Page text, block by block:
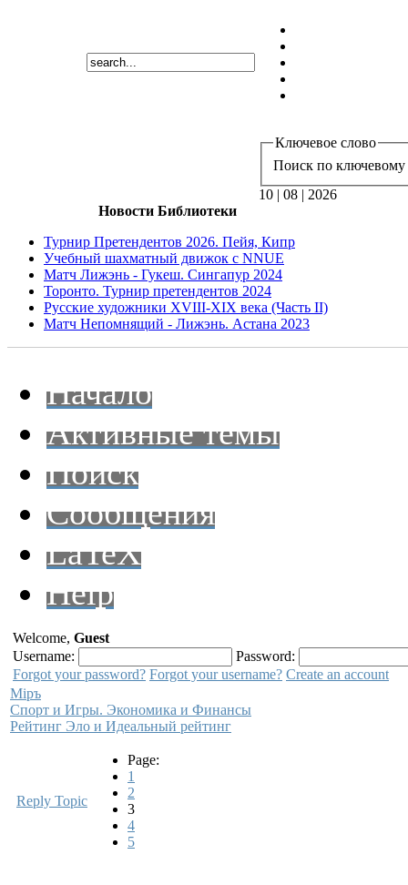
Ключевое слово
Поиск по ключевому
10 | 08 | 2026
Новости Библиотеки
Турнир Претендентов 2026. Пейя, Кипр
Учебный шахматный движок с NNUE
Матч Лижэнь - Гукеш. Сингапур 2024
Торонто. Турнир претендентов 2024
Русские художники XVIII-XIX века (Часть II)
Матч Непомнящий - Лижэнь. Астана 2023
Начало
Активные темы
Поиск
Сообщения
LaTeX
Help
Welcome, Guest
Username:
Password:
Forgot your password? Forgot your username? Create an account
Мiръ
Спорт и Игры. Экономика и Финансы
Рейтинг Эло и Идеальный рейтинг
Reply Topic
Page:
1
2
3
4
5